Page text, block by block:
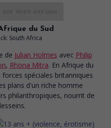
du Sud
South Africa
de Julian Holmes avec Philip
, Rhona Mitra. En Afrique du
spéciales britanniques
plans d'un riche homme
philanthropiques, nourrit de